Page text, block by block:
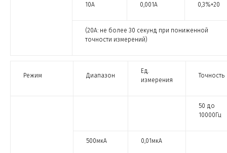
10А 0,001А 0,3%+20
(20А: не более 30 секунд при пониженной
точности измерений)
Режим Диапазон
Ед.
измерения
Точность
50 до
10000Гц
500мкА 0,01мкА